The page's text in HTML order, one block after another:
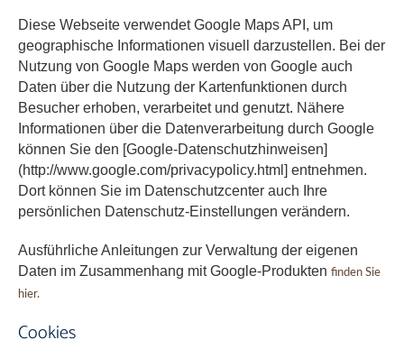
Diese Webseite verwendet Google Maps API, um
geographische Informationen visuell darzustellen. Bei der
Nutzung von Google Maps werden von Google auch
Daten über die Nutzung der Kartenfunktionen durch
Besucher erhoben, verarbeitet und genutzt. Nähere
Informationen über die Datenverarbeitung durch Google
können Sie den [Google-Datenschutzhinweisen]
(http://www.google.com/privacypolicy.html] entnehmen.
Dort können Sie im Datenschutzcenter auch Ihre
persönlichen Datenschutz-Einstellungen verändern.
Ausführliche Anleitungen zur Verwaltung der eigenen
Daten im Zusammenhang mit Google-Produktenfinden Sie
hier.
Cookies